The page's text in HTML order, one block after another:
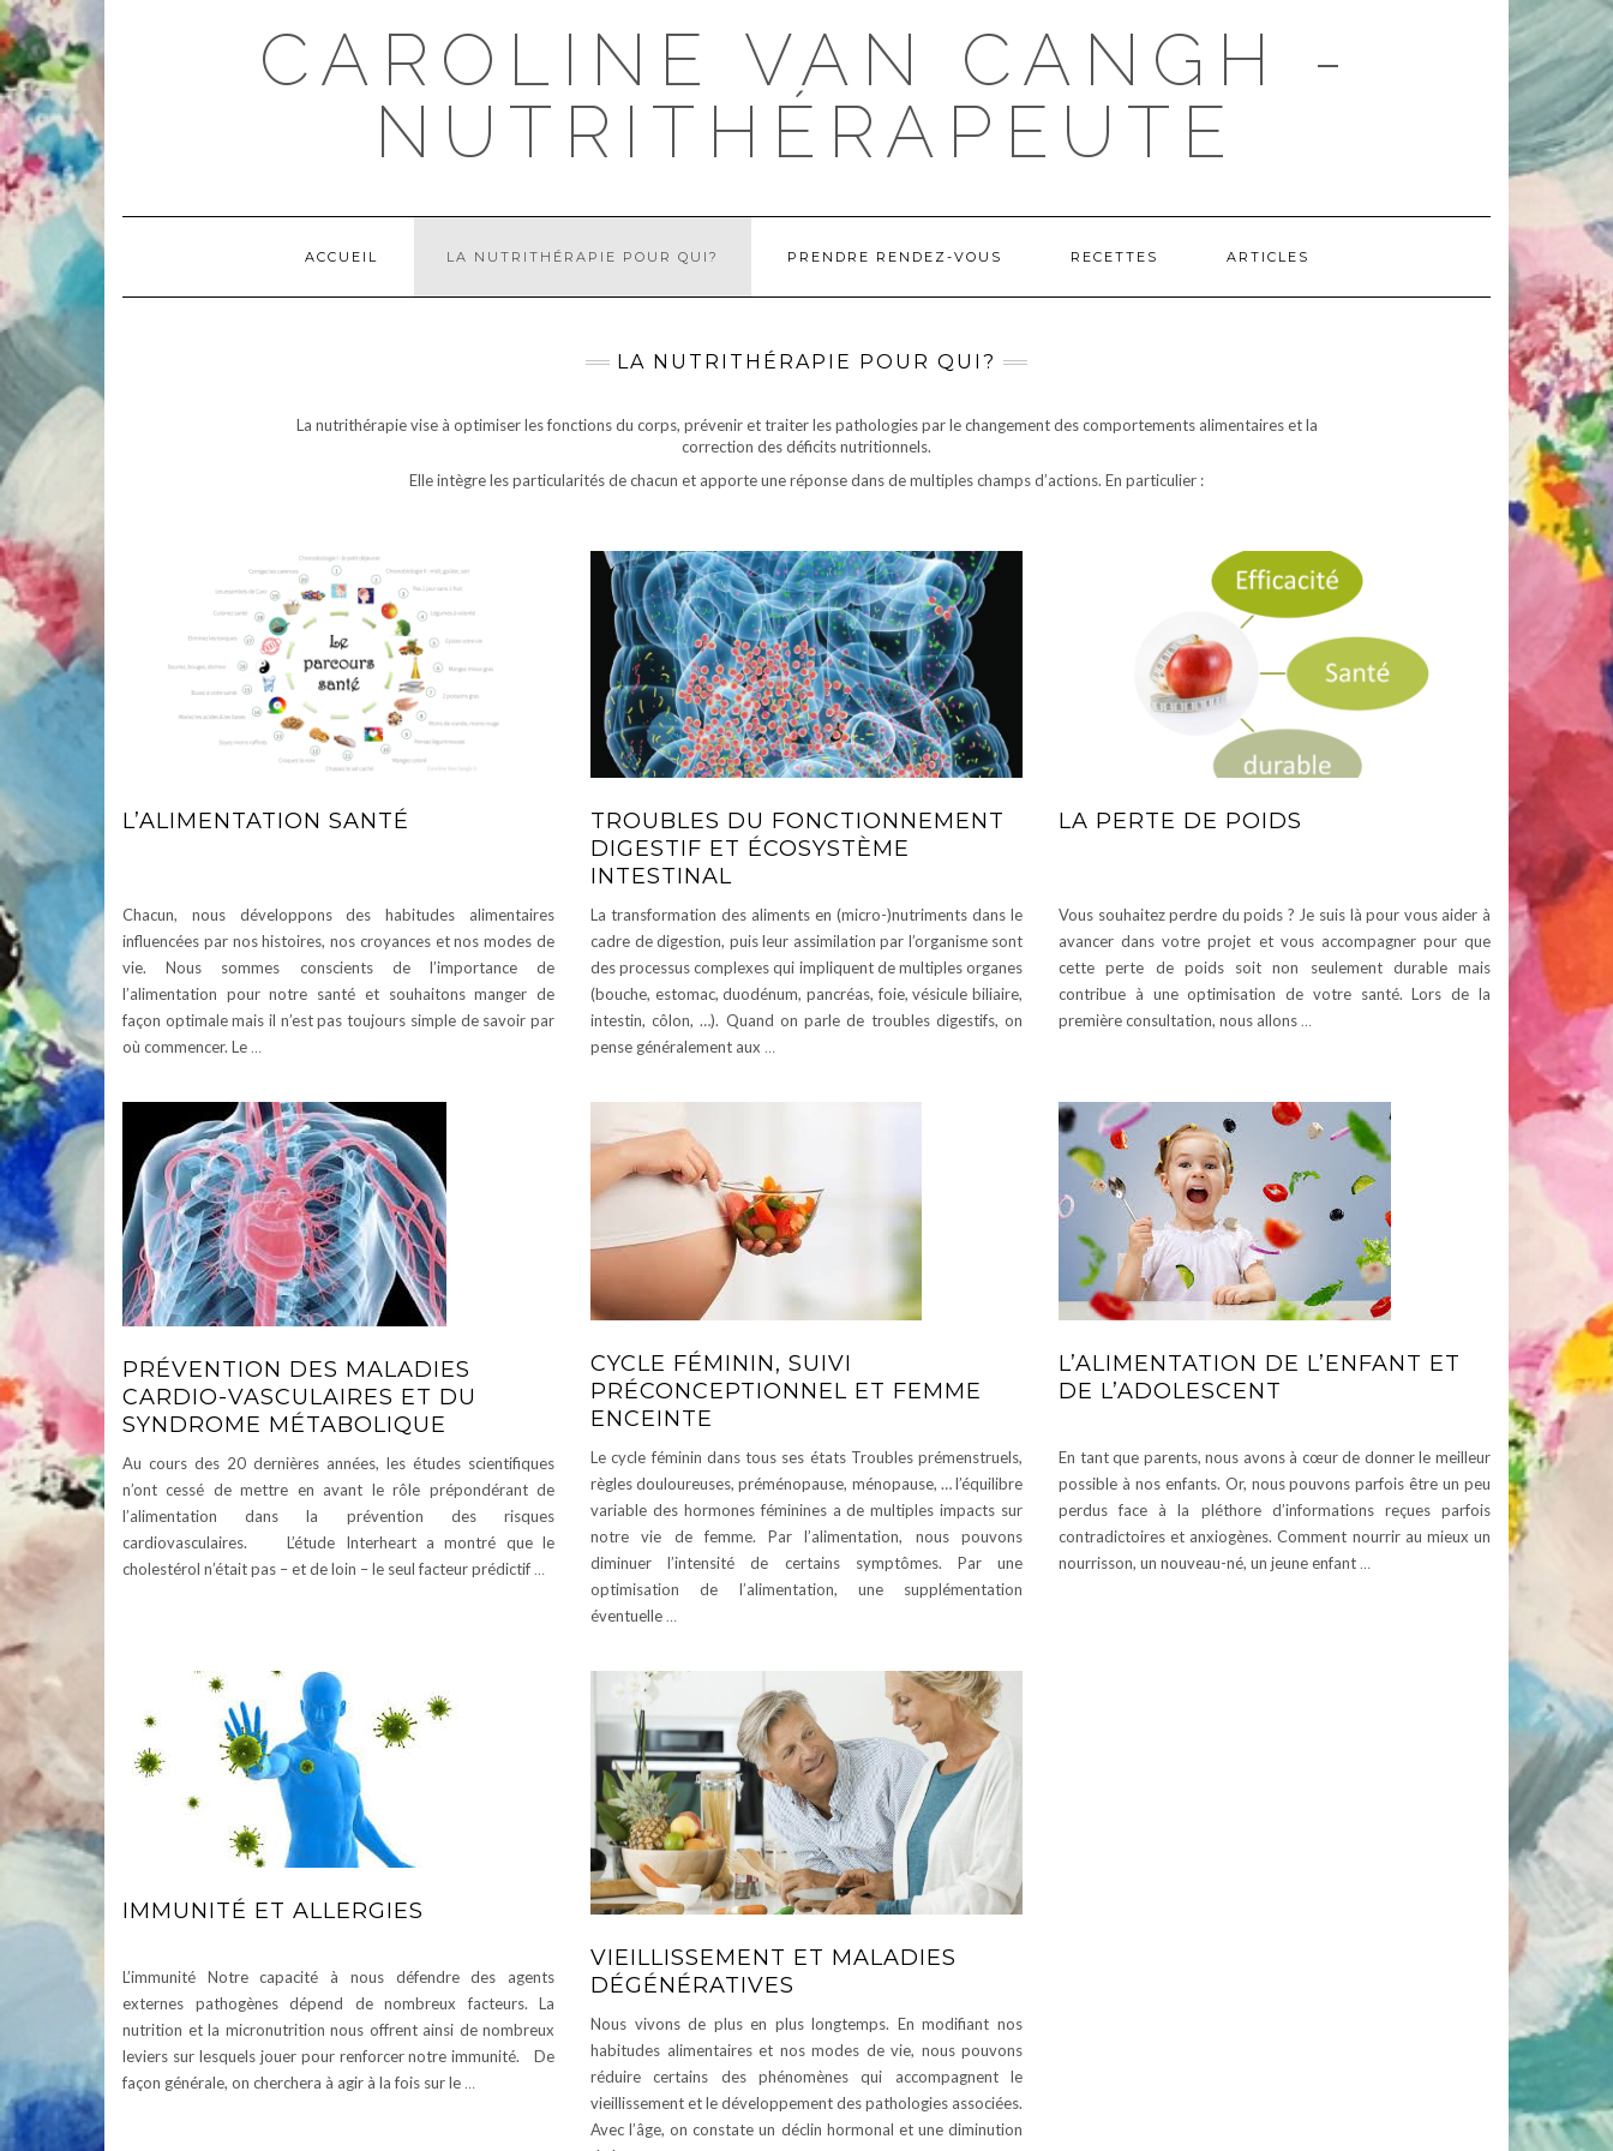
Skip
to
content
CAROLINE VAN CANGH -
NUTRITHÉRAPEUTE
ACCUEIL LA NUTRITHÉRAPIE POUR QUI? PRENDRE RENDEZ-VOUS RECETTES ARTICLES
LA NUTRITHÉRAPIE POUR QUI?
La nutrithérapie vise à optimiser les fonctions du corps, prévenir et traiter les pathologies par le changement des comportements alimentaires et la
correction des déficits nutritionnels.
Elle intègre les particularités de chacun et apporte une réponse dans de multiples champs d’actions. En particulier :
L’ALIMENTATION SANTÉ
Chacun, nous développons des habitudes alimentaires
influencées par nos histoires, nos croyances et nos modes de
vie. Nous sommes conscients de l’importance de
l’alimentation pour notre santé et souhaitons manger de
façon optimale mais il n’est pas toujours simple de savoir par
où commencer. Le…
TROUBLES DU FONCTIONNEMENT
DIGESTIF ET ÉCOSYSTÈME
INTESTINAL
La transformation des aliments en (micro-)nutriments dans le
cadre de digestion, puis leur assimilation par l’organisme sont
des processus complexes qui impliquent de multiples organes
(bouche, estomac, duodénum, pancréas, foie, vésicule biliaire,
intestin, côlon, …). Quand on parle de troubles digestifs, on
pense généralement aux …
LA PERTE DE POIDS
Vous souhaitez perdre du poids ? Je suis là pour vous aider à
avancer dans votre projet et vous accompagner pour que
cette perte de poids soit non seulement durable mais
contribue à une optimisation de votre santé. Lors de la
première consultation, nous allons…
PRÉVENTION DES MALADIES
CARDIO-VASCULAIRES ET DU
SYNDROME MÉTABOLIQUE
Au cours des 20 dernières années, les études scientifiques
n’ont cessé de mettre en avant le rôle prépondérant de
l’alimentation dans la prévention des risques
cardiovasculaires. L’étude Interheart a montré que le
cholestérol n’était pas – et de loin – le seul facteur prédictif…
CYCLE FÉMININ, SUIVI
PRÉCONCEPTIONNEL ET FEMME
ENCEINTE
Le cycle féminin dans tous ses états Troubles prémenstruels,
règles douloureuses, préménopause, ménopause, … l’équilibre
variable des hormones féminines a de multiples impacts sur
notre vie de femme. Par l’alimentation, nous pouvons
diminuer l’intensité de certains symptômes. Par une
optimisation de l’alimentation, une supplémentation
éventuelle…
L’ALIMENTATION DE L’ENFANT ET
DE L’ADOLESCENT
En tant que parents, nous avons à cœur de donner le meilleur
possible à nos enfants. Or, nous pouvons parfois être un peu
perdus face à la pléthore d’informations reçues parfois
contradictoires et anxiogènes. Comment nourrir au mieux un
nourrisson, un nouveau-né, un jeune enfant…
IMMUNITÉ ET ALLERGIES
L’immunité Notre capacité à nous défendre des agents
externes pathogènes dépend de nombreux facteurs. La
nutrition et la micronutrition nous offrent ainsi de nombreux
leviers sur lesquels jouer pour renforcer notre immunité. De
façon générale, on cherchera à agir à la fois sur le…
VIEILLISSEMENT ET MALADIES
DÉGÉNÉRATIVES
Nous vivons de plus en plus longtemps. En modifiant nos
habitudes alimentaires et nos modes de vie, nous pouvons
réduire certains des phénomènes qui accompagnent le
vieillissement et le développement des pathologies associées.
Avec l’âge, on constate un déclin hormonal et une diminution